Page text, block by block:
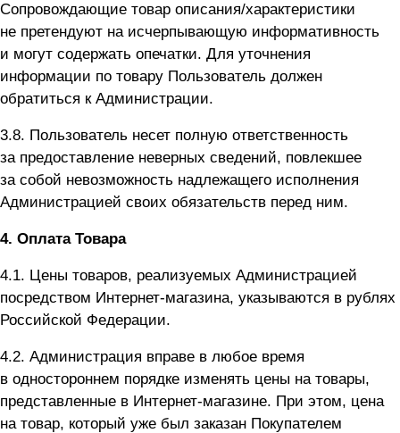
Сопровождающие товар описания/характеристики
не претендуют на исчерпывающую информативность
и могут содержать опечатки. Для уточнения
информации по товару Пользователь должен
обратиться к Администрации.
3.8. Пользователь несет полную ответственность
за предоставление неверных сведений, повлекшее
за собой невозможность надлежащего исполнения
Администрацией своих обязательств перед ним.
4. Оплата Товара
4.1. Цены товаров, реализуемых Администрацией
посредством Интернет-магазина, указываются в рублях
Российской Федерации.
4.2. Администрация вправе в любое время
в одностороннем порядке изменять цены на товары,
представленные в Интернет-магазине. При этом, цена
на товар, который уже был заказан Покупателем